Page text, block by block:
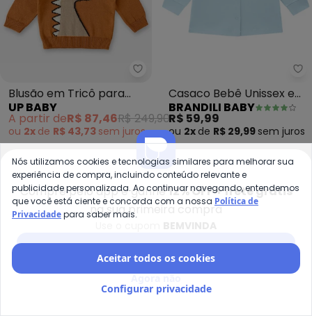
Up Baby - Blusão em Tricô
Blusão em Tricô para
Bebê Menino (Marrom)
UP BABY
A partir deR$ 87,46R$ 249,90
ou 2x de R$ 43,73 sem juros
Casaco Bebê Unissex em
Cotton (Azul)
BRANDILI BABY
R$ 59,99
ou 2x de R$ 29,99 sem juros
-50%
-70%
Compre pelo app e ganhe12% OFF + frete grátis
na sua primeira compra
Baixar app Posthaus
Agora não
Nós utilizamos cookies e tecnologias similares para melhorar sua
experiência de compra, incluindo conteúdo relevante e
publicidade personalizada. Ao continuar navegando, entendemos
que você está ciente e concorda com a nossa Política de
Privacidadepara saber mais.
Aceitar todos os cookies
Configurar privacidade